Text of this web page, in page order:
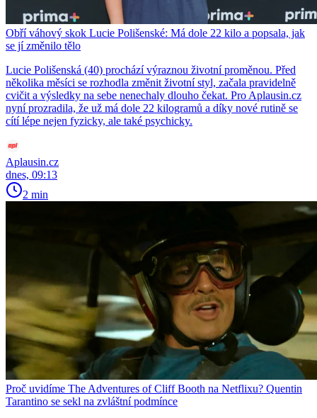
Obří váhový skok Lucie Polišenské: Má dole 22 kilo a popsala, jak
se jí změnilo tělo
Lucie Polišenská (40) prochází výraznou životní proměnou. Před
několika měsíci se rozhodla změnit životní styl, začala pravidelně
cvičit a výsledky na sebe nenechaly dlouho čekat. Pro Aplausin.cz
nyní prozradila, že už má dole 22 kilogramů a díky nové rutině se
cítí lépe nejen fyzicky, ale také psychicky.
Aplausin.cz
dnes, 09:13
2 min
Proč uvidíme The Adventures of Cliff Booth na Netflixu? Quentin
Tarantino se sekl na zvláštní podmínce